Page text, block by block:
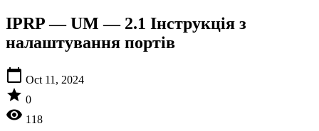
IPRP — UM — 2.1 Інструкція з
налаштування портів
calendar_today Oct 11, 2024
star 0
visibility 118